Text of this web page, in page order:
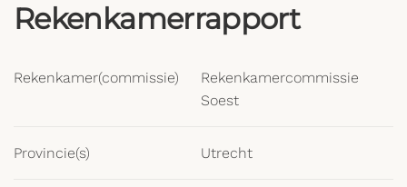
Rekenkamerrapport
Rekenkamer(commissie)
Rekenkamercommissie
Soest
Provincie(s) Utrecht